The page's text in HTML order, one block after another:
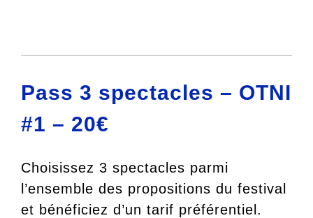
Pass 3 spectacles – OTNI
#1 – 20€
Choisissez 3 spectacles parmi
l’ensemble des propositions du festival
et bénéficiez d’un tarif préférentiel.